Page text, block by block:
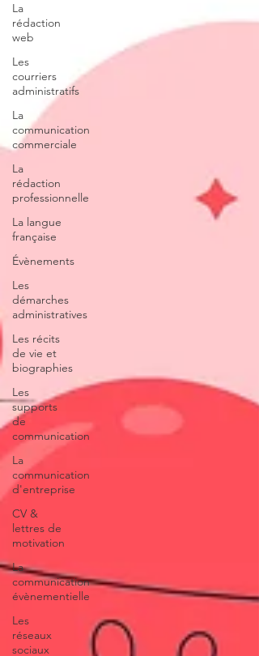
La
rédaction
web
Les
courriers
administratifs
La
communication
commerciale
La
rédaction
professionnelle
La langue
française
Évènements
Les
démarches
administratives
Les récits
de vie et
biographies
Les
supports
de
communication
La
communication
d'entreprise
CV &
lettres de
motivation
La
communication
évènementielle
Les
réseaux
sociaux